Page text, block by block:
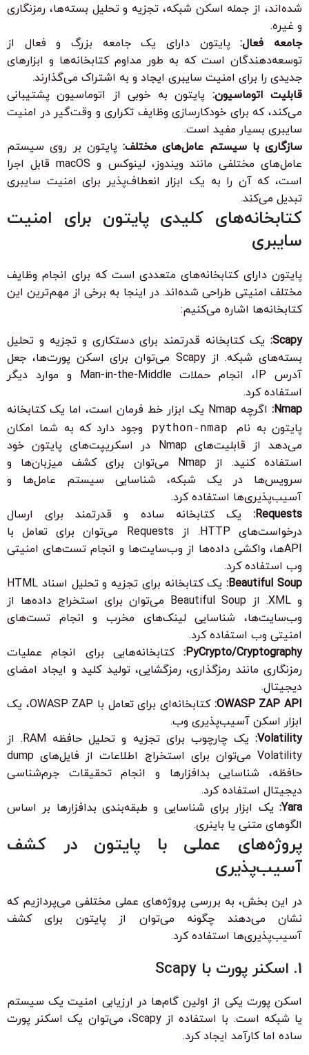
شده‌اند، از جمله اسکن شبکه، تجزیه و تحلیل بسته‌ها، رمزنگاری
و غیره.
جامعه فعال:پایتون دارای یک جامعه بزرگ و فعال از
توسعه‌دهندگان است که به طور مداوم کتابخانه‌ها و ابزارهای
جدیدی را برای امنیت سایبری ایجاد و به اشتراک می‌گذارند.
قابلیت اتوماسیون: پایتون به خوبی از اتوماسیون پشتیبانی
می‌کند، که برای خودکارسازی وظایف تکراری و وقت‌گیر در امنیت
سایبری بسیار مفید است.
سازگاری با سیستم عامل‌های مختلف: پایتون بر روی سیستم
عامل‌های مختلفی مانند ویندوز، لینوکس و macOS قابل اجرا
است، که آن را به یک ابزار انعطاف‌پذیر برای امنیت سایبری
تبدیل می‌کند.
کتابخانه‌های کلیدی پایتون برای امنیت
سایبری
پایتون دارای کتابخانه‌های متعددی است که برای انجام وظایف
مختلف امنیتی طراحی شده‌اند. در اینجا به برخی از مهم‌ترین این
کتابخانه‌ها اشاره می‌کنیم:
Scapy: یک کتابخانه قدرتمند برای دستکاری و تجزیه و تحلیل
بسته‌های شبکه. از Scapy می‌توان برای اسکن پورت‌ها، جعل
آدرس IP، انجام حملات Man-in-the-Middle و موارد دیگر
استفاده کرد.
Nmap:
اگرچه Nmap یک ابزار خط فرمان است، اما یک کتابخانه
پایتون به نام
python-nmap
وجود دارد که به شما امکان
می‌دهد از قابلیت‌های Nmap در اسکریپت‌های پایتون خود
استفاده کنید. از Nmap می‌توان برای کشف میزبان‌ها و
سرویس‌ها در یک شبکه، شناسایی سیستم عامل‌ها و
آسیب‌پذیری‌ها استفاده کرد.
Requests:
یک کتابخانه ساده و قدرتمند برای ارسال
درخواست‌های HTTP. از Requests می‌توان برای تعامل با
APIها، واکشی داده‌ها از وب‌سایت‌ها و انجام تست‌های امنیتی
وب استفاده کرد.
Beautiful Soup:
یک کتابخانه برای تجزیه و تحلیل اسناد HTML
و XML. از Beautiful Soup می‌توان برای استخراج داده‌ها از
وب‌سایت‌ها، شناسایی لینک‌های مخرب و انجام تست‌های
امنیتی وب استفاده کرد.
PyCrypto/Cryptography:
کتابخانه‌هایی برای انجام عملیات
رمزنگاری مانند رمزگذاری، رمزگشایی، تولید کلید و ایجاد امضای
دیجیتال.
OWASP ZAP API:
کتابخانه‌ای برای تعامل با OWASP ZAP، یک
ابزار اسکن آسیب‌پذیری وب.
Volatility:
یک چارچوب برای تجزیه و تحلیل حافظه RAM. از
Volatility می‌توان برای استخراج اطلاعات از فایل‌های dump
حافظه، شناسایی بدافزارها و انجام تحقیقات جرم‌شناسی
دیجیتال استفاده کرد.
Yara: یک ابزار برای شناسایی و طبقه‌بندی بدافزارها بر اساس
الگوهای متنی یا باینری.
پروژه‌های عملی با پایتون در کشف
آسیب‌پذیری
در این بخش، به بررسی پروژه‌های عملی مختلفی می‌پردازیم که
نشان می‌دهند چگونه می‌توان از پایتون برای کشف
آسیب‌پذیری‌ها استفاده کرد.
1. اسکنر پورت با Scapy
اسکن پورت یکی از اولین گام‌ها در ارزیابی امنیت یک سیستم
یا شبکه است. با استفاده از Scapy، می‌توان یک اسکنر پورت
ساده اما کارآمد ایجاد کرد.